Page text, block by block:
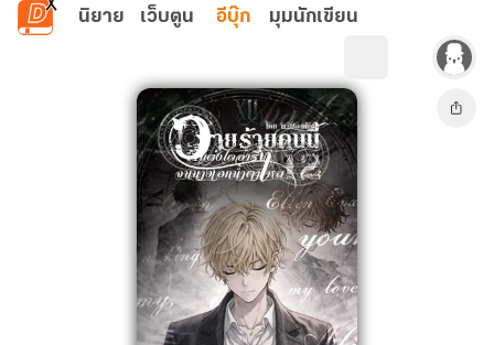
ข้ามไปยังเนื้อหาหลัก
นิยาย เว็บตูน อีบุ๊ก มุมนักเขียน